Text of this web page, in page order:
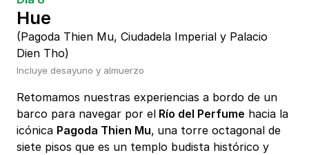
Hue
(Pagoda Thien Mu, Ciudadela Imperial y Palacio
Dien Tho)
Incluye desayuno y almuerzo
Retomamos nuestras experiencias a bordo de un
barco para navegar por el Río del Perfume hacia la
icónica Pagoda Thien Mu, una torre octagonal de
siete pisos que es un templo budista histórico y